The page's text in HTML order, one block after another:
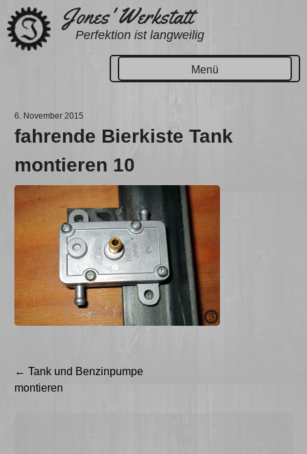
Zum
Inhalt
springen
Jones' Werkstatt
Perfektion ist langweilig
Menü
6. November 2015
fahrende Bierkiste Tank
montieren 10
Beitragsnavigation
← Tank und Benzinpumpe
montieren